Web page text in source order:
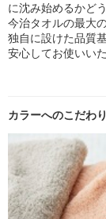
に沈み始めるかどう
今治タオルの最大
独自に設けた品質
安心してお使いい
カラーへのこだわり